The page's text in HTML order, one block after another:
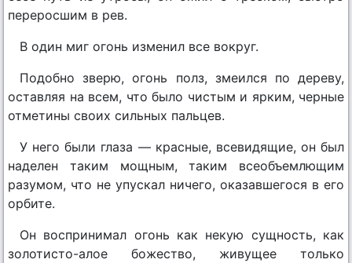
переросшим в рев.
В один миг огонь изменил все вокруг.
Подобно зверю, огонь полз, змеился по дереву,
оставляя на всем, что было чистым и ярким, черные
отметины своих сильных пальцев.
У него были глаза — красные, всевидящие, он был
наделен таким мощным, таким всеобъемлющим
разумом, что не упускал ничего, оказавшегося в его
орбите.
Он воспринимал огонь как некую сущность, как
золотисто-алое божество, живущее только